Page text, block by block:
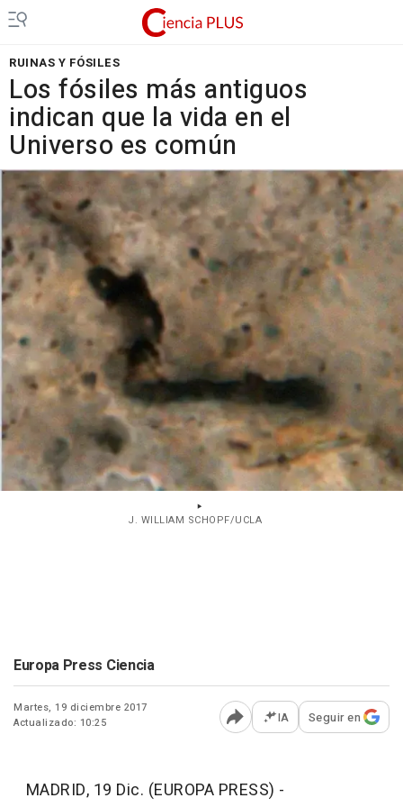
RUINAS Y FÓSILES
Los fósiles más antiguos
indican que la vida en el
Universo es común
J. WILLIAM SCHOPF/UCLA
Europa Press Ciencia
Martes, 19 diciembre 2017
Actualizado: 10:25
Abrir opciones para
IA Seguir en
MADRID, 19 Dic. (EUROPA PRESS) -